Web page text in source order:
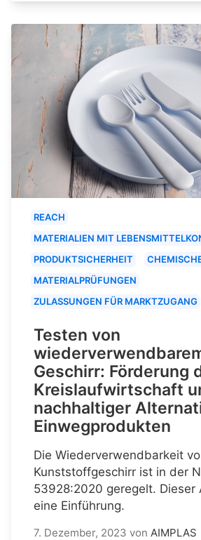
REACH
MATERIALIEN MIT
PRODUKTSICHERHEIT
MATERIALPRÜFUNGEN
ZULASSUNGEN FÜR MARKTZUGANG
Testen von
Geschirr: Förderung
Kreislaufwirtschaft
nachhaltiger
Einwegprodukten
Die Wiederverwendbarkeit
Kunststoffgeschirr ist in der
53928:2020 geregelt.
eine Einführung.
7. Dezember, 2023 von AIMPLAS